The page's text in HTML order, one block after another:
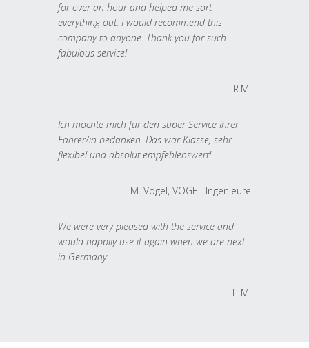
for over an hour and helped me sort
everything out. I would recommend this
company to anyone. Thank you for such
fabulous service!
R.M.
Ich möchte mich für den super Service Ihrer
Fahrer/in bedanken. Das war Klasse, sehr
flexibel und absolut empfehlenswert!
M. Vogel, VOGEL Ingenieure
We were very pleased with the service and
would happily use it again when we are next
in Germany.
T. M.